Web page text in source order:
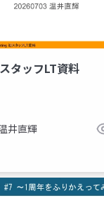
タッフLT資料
井直輝